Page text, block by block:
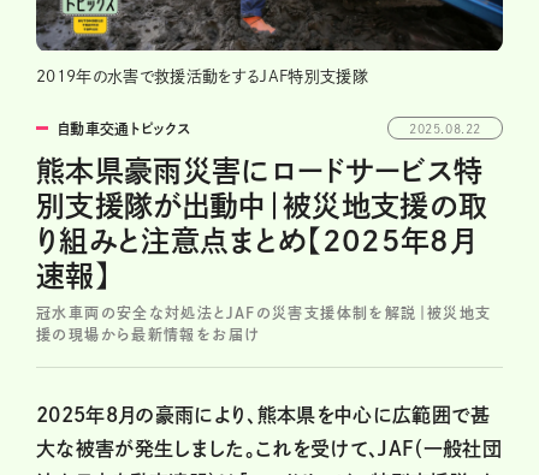
2019年の水害で救援活動をするJAF特別支援隊
自動車交通トピックス 2025.08.22
熊本県豪雨災害にロードサービス特
別支援隊が出動中｜被災地支援の取
り組みと注意点まとめ【2025年8月
速報】
冠水車両の安全な対処法とJAFの災害支援体制を解説｜被災地支
援の現場から最新情報をお届け
2025年8月の豪雨により、熊本県を中心に広範囲で甚
大な被害が発生しました。これを受けて、JAF（一般社団